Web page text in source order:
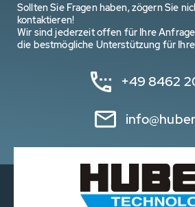
Sollten Sie Fragen haben, zögern Sie
kontaktieren!
Wir sind jederzeit offen für Ihre
die bestmögliche Unterstützung für
+49 8462